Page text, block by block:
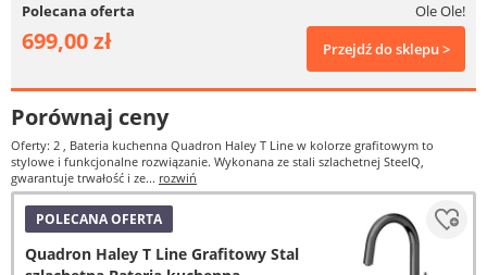
Polecana oferta Ole Ole!
699,00 zł Przejdź do sklepu >
Porównaj ceny
Oferty: 2 , Bateria kuchenna Quadron Haley T Line w kolorze grafitowym to
stylowe i funkcjonalne rozwiązanie. Wykonana ze stali szlachetnej SteelQ,
gwarantuje trwałość i ze... rozwiń
POLECANA OFERTA
Quadron Haley T Line Grafitowy Stal